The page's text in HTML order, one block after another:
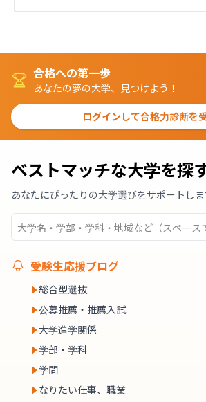
合格への第一歩
あなたの夢の大学、見つけよう！
ログインして合格力診断を
ベストマッチな大学を探
あなたにぴったりの大学選びをサポートし
受験生応援ブログ
総合型選抜
公募推薦・推薦入試
大学進学関係
学部・学科
学問
なりたい仕事、職業